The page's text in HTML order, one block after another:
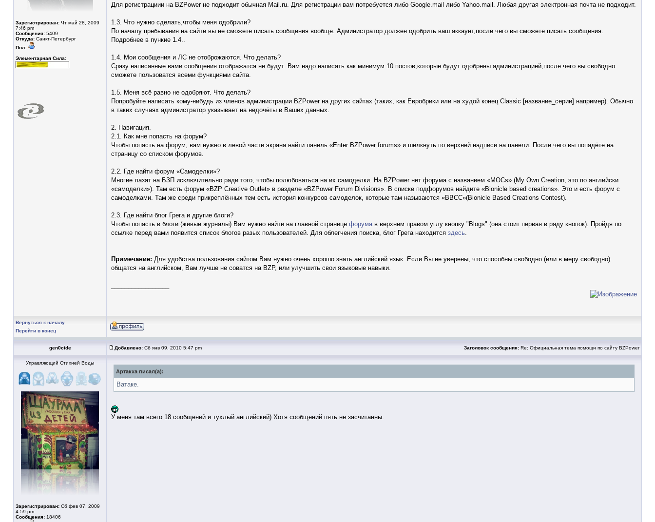
Зарегистрирован: Чт май 28, 2009
7:46 pm
Сообщения: 5409
Откуда: Санкт-Петербург
Пол:
Элементарная Сила:
Для регистрациии на BZPower не подходит обычная Mail.ru. Для регистрации вам потребуется либо Google.mail либо Yahoo.mail. Любая другая электронная почта не подходит.
1.3. Что нужно сделать,чтобы меня одобрили?
По началу пребывания на сайте вы не сможете писать сообщения вообще. Администратор должен одобрить ваш аккаунт,после чего вы сможете писать сообщения.
Подробнее в пункие 1.4..
1.4. Мои сообщения и ЛС не отоброжаются. Что делать?
Сразу написанные вами сообщения отображатся не будут. Вам надо написать как минимум 10 постов,которые будут одобрены администрацией,после чего вы свободно
сможете пользоватся всеми функциями сайта.
1.5. Меня всё равно не одобряют. Что делать?
Попробуйте написать кому-нибудь из членов администрации BZPower на других сайтах (таких, как Евробрики или на худой конец Classic [название_серии] например). Обычно
в таких случаях администратор указывает на недочёты в Ваших данных.
2. Навигация.
2.1. Как мне попасть на форум?
Чтобы попасть на форум, вам нужно в левой части экрана найти панель «Enter BZPower forums» и шёлкнуть по верхней надписи на панели. После чего вы попадёте на
страницу со списком форумов.
2.2. Где найти форум «Самоделки»?
Многие лазят на БЗП исключительно ради того, чтобы полюбоваться на их самоделки. На BZPower нет форума с названием «MOCs» (My Own Creation, это по английски
«самоделки»). Там есть форум «BZP Creative Outlet» в разделе «BZPower Forum Divisions». В списке подфорумов найдите «Bionicle based creations». Это и есть форум с
самоделками. Там же среди прикреплённых тем есть история конкурсов самоделок, которые там называются «ВВСС»(Bionicle Based Creations Contest).
2.3. Где найти блог Грега и другие блоги?
Чтобы попасть в блоги (живые журналы) Вам нужно найти на главной странице форумав верхнем правом углу кнопку "Blogs" (она стоит первая в ряду кнопок). Пройдя по
ссылке перед вами появится список блогов разых пользователей. Для облегчения поиска, блог Грега находится здесь.
Примечание: Для удобства пользования сайтом Вам нужно очень хорошо знать английский язык. Если Вы не уверены, что способны свободно (или в меру свободно)
общатся на английском, Вам лучше не соватся на BZP, или улучшить свои языковые навыки.
Вернуться к началу
Перейти в конец
gen0cide Добавлено: Сб янв 09, 2010 5:47 pm Заголовок сообщения: Re: Официальная тема помощи по сайту BZPower
Управляющий Стихией Воды
Зарегистрирован: Сб фев 07, 2009
4:59 pm
Сообщения: 18406
Артакха писал(а):
Ватаке.
У меня там всего 18 сообщений и тухлый английский) Хотя сообщений пять не засчитанны.